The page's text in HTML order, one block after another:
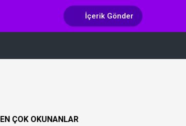
İçerik Gönder
EN ÇOK OKUNANLAR